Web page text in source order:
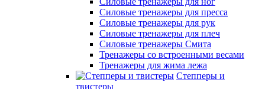
Силовые тренажеры для пресса
Силовые тренажеры для рук
Силовые тренажеры для плеч
Силовые тренажеры Смита
Тренажеры со встроенными весами
Тренажеры для жима лежа
Степперы и
твистеры